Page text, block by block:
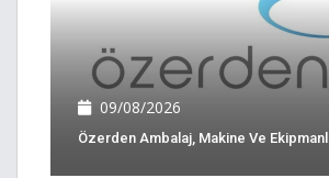
09/08/2026
Özerden Ambalaj, Makine Ve